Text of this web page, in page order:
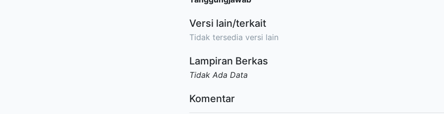
Versi lain/terkait
Tidak tersedia versi lain
Lampiran Berkas
Tidak Ada Data
Komentar